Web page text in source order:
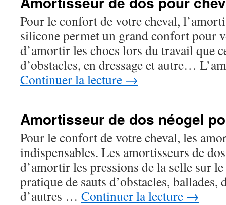
Pour le confort de votre cheval,
silicone permet un grand confort pour
d’amortir les chocs lors du travail que
d’obstacles, en dressage et autre…
Continuer la lecture →
Amortisseur de dos néogel
Pour le confort de votre cheval, les
indispensables. Les amortisseurs de
d’amortir les pressions de la selle sur
pratique de sauts d’obstacles, ballades,
d’autres … Continuer la lecture →